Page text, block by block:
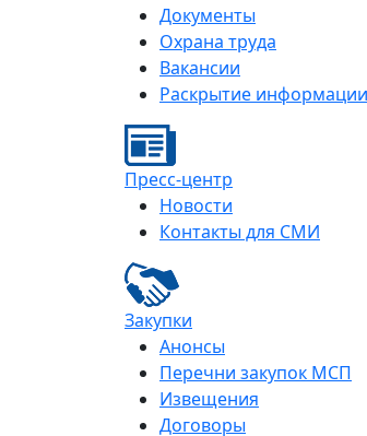
Документы
Охрана труда
Вакансии
Раскрытие информации
Пресс-центр
Новости
Контакты для СМИ
Закупки
Анонсы
Перечни закупок МСП
Извещения
Договоры